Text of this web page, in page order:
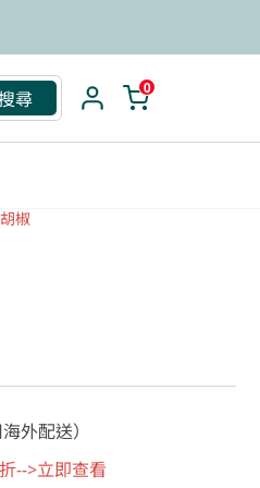
尋 0
椒
外配送）
-->立即查看